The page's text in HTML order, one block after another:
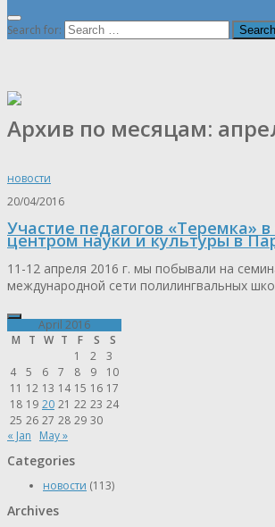
Search for:
Архив по месяцам:
новости
20/04/2016
Участие педагогов «Теремка»
центром науки и культуры в
11-12 апреля 2016 г. мы побывали на
международной сети полилингвальных
April 2016
M
T W T F S
S
1
2
3
4
5 6 7 8 9
10
11 12 13 14 15 16 17
18 19 20 21 22 23 24
25 26 27 28 29 30
« Jan
May »
Categories
новости (113)
Archives